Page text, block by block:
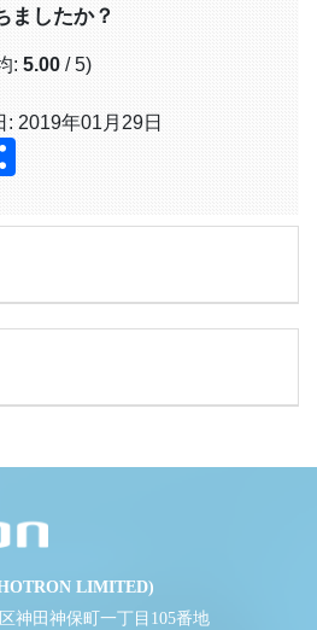
ましたか？
: 5.00 / 5)
: 2019年01月29日
LIMITED)
神田神保町一丁目105番地